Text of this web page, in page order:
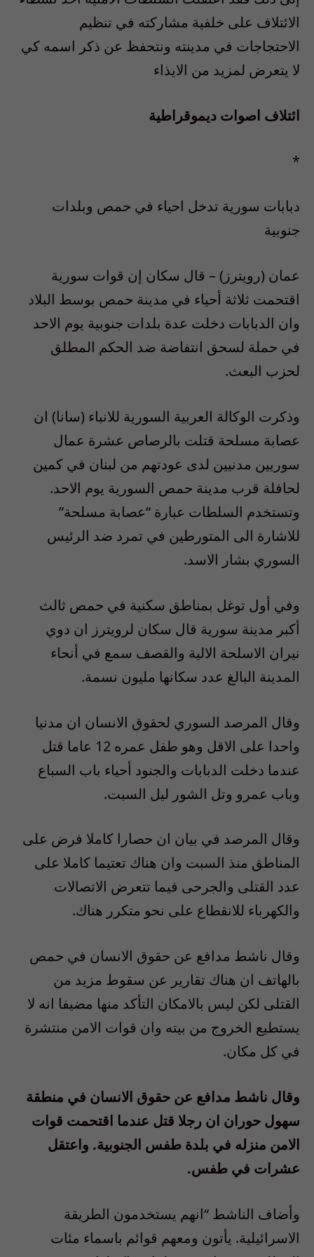
الائتلاف على خلفية مشاركته في تنظيم
الاحتجاجات في مدينته ونتحفظ عن ذكر اسمه كي
لا يتعرض لمزيد من الايذاء
ائتلاف اصوات ديموقراطية
*
دبابات سورية تدخل احياء في حمص وبلدات
جنوبية
عمان (رويترز) – قال سكان إن قوات سورية
اقتحمت ثلاثة أحياء في مدينة حمص بوسط البلاد
وان الدبابات دخلت عدة بلدات جنوبية يوم الاحد
في حملة لسحق انتفاضة ضد الحكم المطلق
لحزب البعث.
وذكرت الوكالة العربية السورية للانباء (سانا) ان
عصابة مسلحة قتلت بالرصاص عشرة عمال
سوريين مدنيين لدى عودتهم من لبنان في كمين
لحافلة قرب مدينة حمص السورية يوم الاحد.
وتستخدم السلطات عبارة “عصابة مسلحة”
للاشارة الى المتورطين في تمرد ضد الرئيس
السوري بشار الاسد.
وفي أول توغل بمناطق سكنية في حمص ثالث
أكبر مدينة سورية قال سكان لرويترز ان دوي
نيران الاسلحة الالية والقصف سمع في أنحاء
المدينة البالغ عدد سكانها مليون نسمة.
وقال المرصد السوري لحقوق الانسان ان مدنيا
واحدا على الاقل وهو طفل عمره 12 عاما قتل
عندما دخلت الدبابات والجنود أحياء باب السباع
وباب عمرو وتل الشور ليل السبت.
وقال المرصد في بيان ان حصارا كاملا فرض على
المناطق منذ السبت وان هناك تعتيما كاملا على
عدد القتلى والجرحى فيما تتعرض الاتصالات
والكهرباء للانقطاع على نحو متكرر هناك.
وقال ناشط مدافع عن حقوق الانسان في حمص
بالهاتف ان هناك تقارير عن سقوط مزيد من
القتلى لكن ليس بالامكان التأكد منها مضيفا انه لا
يستطيع الخروج من بيته وان قوات الامن منتشرة
في كل مكان.
وقال ناشط مدافع عن حقوق الانسان في منطقة
سهول حوران ان رجلا قتل عندما اقتحمت قوات
الامن منزله في بلدة طفس الجنوبية. واعتقل
عشرات في طفس.
وأضاف الناشط “انهم يستخدمون الطريقة
الاسرائيلية. يأتون ومعهم قوائم باسماء مئات